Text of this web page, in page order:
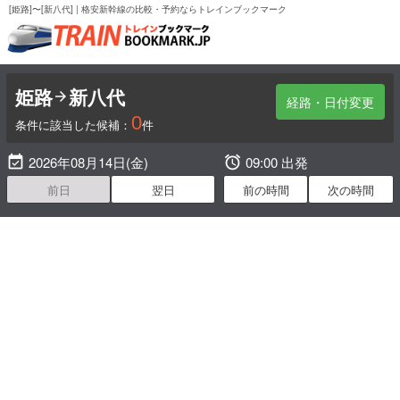
[姫路]〜[新八代] | 格安新幹線の比較・予約ならトレインブックマーク
経路・日付変更
姫路 新八代
条件に該当した候補： 0件
 2026年08月14日(金)
前日 翌日
 09:00 出発
前の時間 次の時間